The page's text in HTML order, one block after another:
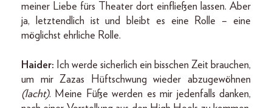
meiner Liebe fürs Theater dort einfließen lassen. Aber
ja, letztendlich ist und bleibt es eine Rolle – eine
möglichst ehrliche Rolle.
Haider: Ich werde sicherlich ein bisschen Zeit brauchen,
um mir Zazas Hüftschwung wieder abzugewöhnen
(lacht). Meine Füße werden es mir jedenfalls danken,